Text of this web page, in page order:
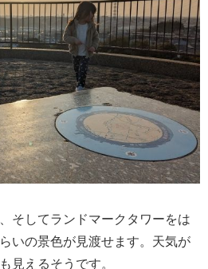
そしてランドマークタワーをは
いの景色が見渡せます。天気が
見えるそうです。